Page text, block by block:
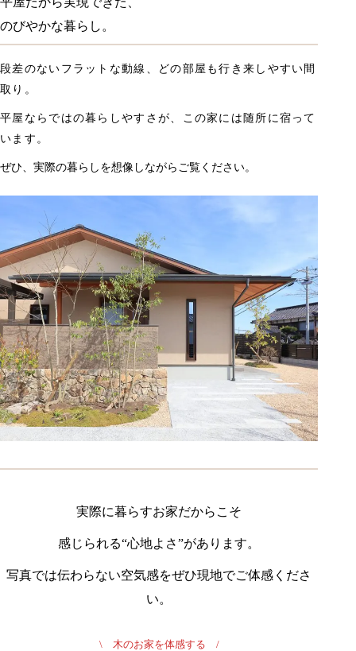
のびやかな暮らし。
段差のないフラットな動線、どの部屋も行き来しやすい間
取り。
平屋ならではの暮らしやすさが、この家には随所に宿って
います。
ぜひ、実際の暮らしを想像しながらご覧ください。
実際に暮らすお家だからこそ
感じられる“心地よさ”があります。
写真では伝わらない空気感をぜひ現地でご体感くださ
い。
\ 木のお家を体感する /